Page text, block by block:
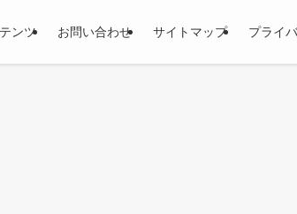
ンツ お問い合わせ サイトマップ プライ